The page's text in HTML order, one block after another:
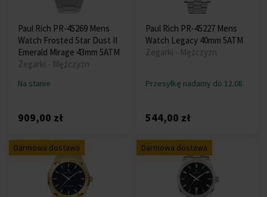
Paul Rich PR-45269 Mens
Watch Frosted Star Dust II
Emerald Mirage 43mm 5ATM
Zegarki - Mężczyzn
Na stanie
909,00 zł
Paul Rich PR-45227 Mens
Watch Legacy 40mm 5ATM
Zegarki - Mężczyzn
Przesyłkę nadamy do 12.08.
544,00 zł
Darmowa dostawa Darmowa dostawa